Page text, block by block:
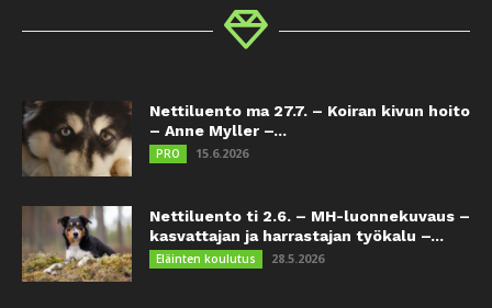
Nettiluento ma 27.7. – Koiran kivun hoito
– Anne Myller –...
PRO 15.6.2026
Nettiluento ti 2.6. – MH-luonnekuvaus –
kasvattajan ja harrastajan työkalu –...
Eläinten koulutus 28.5.2026